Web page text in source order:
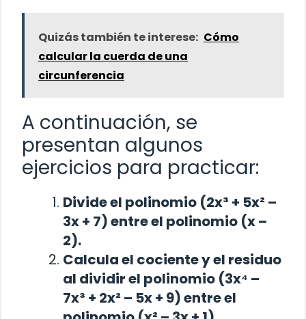
Quizás también te interese: Cómo
calcular la cuerda de una
circunferencia
A continuación, se
presentan algunos
ejercicios para practicar:
Divide el polinomio (2x³ + 5x² –
3x + 7) entre el polinomio (x –
2).
Calcula el cociente y el residuo
al dividir el polinomio (3x⁴ –
7x³ + 2x² – 5x + 9) entre el